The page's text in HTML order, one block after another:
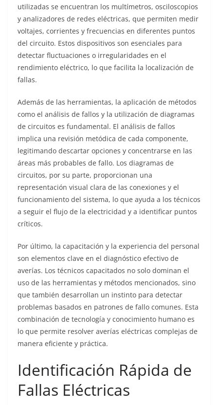
utilizadas se encuentran los multímetros, osciloscopios
y analizadores de redes eléctricas, que permiten medir
voltajes, corrientes y frecuencias en diferentes puntos
del circuito. Estos dispositivos son esenciales para
detectar fluctuaciones o irregularidades en el
rendimiento eléctrico, lo que facilita la localización de
fallas.
Además de las herramientas, la aplicación de métodos
como el análisis de fallos y la utilización de diagramas
de circuitos es fundamental. El análisis de fallos
implica una revisión metódica de cada componente,
legitimando descartar opciones y concentrarse en las
áreas más probables de fallo. Los diagramas de
circuitos, por su parte, proporcionan una
representación visual clara de las conexiones y el
funcionamiento del sistema, lo que ayuda a los técnicos
a seguir el flujo de la electricidad y a identificar puntos
críticos.
Por último, la capacitación y la experiencia del personal
son elementos clave en el diagnóstico efectivo de
averías. Los técnicos capacitados no solo dominan el
uso de las herramientas y métodos mencionados, sino
que también desarrollan un instinto para detectar
problemas basados en patrones de fallo comunes. Esta
combinación de tecnología y conocimiento humano es
lo que permite resolver averías eléctricas complejas de
manera eficiente y práctica.
Identificación Rápida de
Fallas Eléctricas